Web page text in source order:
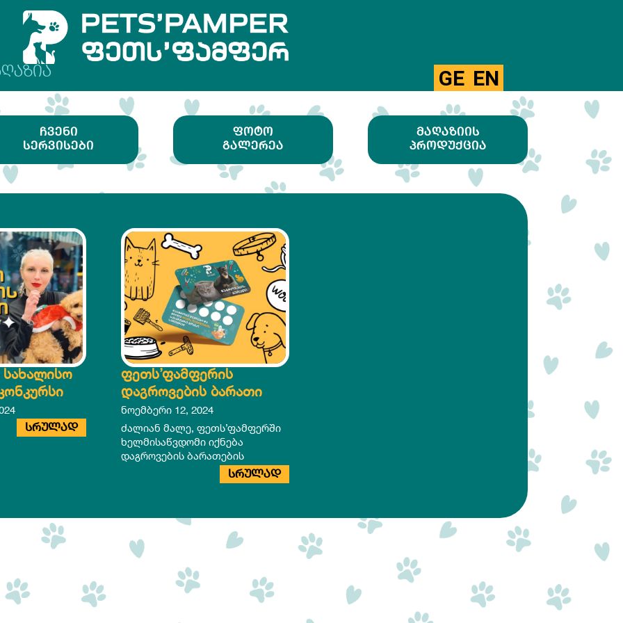
GE EN
ᲩᲕᲔᲜᲘ
ᲡᲔᲠᲕᲘᲡᲔᲑᲘ
ᲤᲝᲢᲝ
ᲒᲐᲚᲔᲠᲔᲐ
ᲛᲐᲦᲐᲖᲘᲘᲡ
ᲞᲠᲝᲓᲣᲥᲪᲘᲐ
ᲡᲠᲣᲚᲐᲓ
ფეთს’ფამფერის
დაგროვების ბარათი
ნოემბერი 12, 2024
ძალიან მალე, ფეთს’ფამფერში
ხელმისაწვდომი იქნება
დაგროვების ბარათების
სისტემა. ყოველ ვიზიტზე,ᲡᲠᲣᲚᲐᲓ